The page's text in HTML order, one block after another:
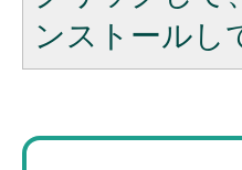
ンストールし